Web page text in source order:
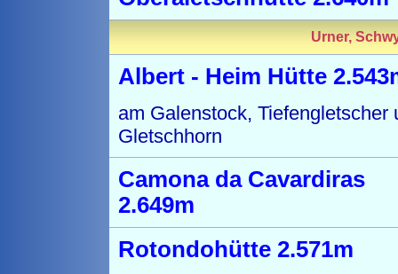
Urner,
Albert - Heim Hütte
am Galenstock, Tiefengletscher
Gletschhorn
Camona da Cavardiras
2.649m
Rotondohütte 2.571m